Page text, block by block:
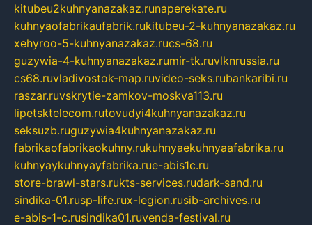
kitubeu2kuhnyanazakaz.runaperekate.ru
kuhnyaofabrikaufabrik.rukitubeu-2-kuhnyanazakaz.ru
xehyroo-5-kuhnyanazakaz.rucs-68.ru
guzywia-4-kuhnyanazakaz.rumir-tk.ruvlknrussia.ru
cs68.ruvladivostok-map.ruvideo-seks.rubankaribi.ru
raszar.ruvskrytie-zamkov-moskva113.ru
lipetsktelecom.rutovudyi4kuhnyanazakaz.ru
seksuzb.ruguzywia4kuhnyanazakaz.ru
fabrikaofabrikaokuhny.rukuhnyaekuhnyaafabrika.ru
kuhnyaykuhnyayfabrika.rue-abis1c.ru
store-brawl-stars.rukts-services.rudark-sand.ru
sindika-01.rusp-life.rux-legion.rusib-archives.ru
e-abis-1-c.rusindika01.ruvenda-festival.ru